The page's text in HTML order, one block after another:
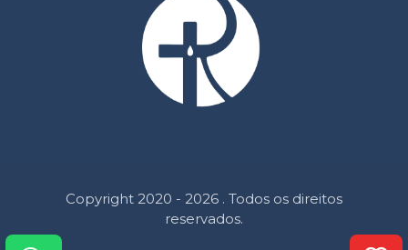
Copyright 2020 - 2026 . Todos os direitos
reservados.